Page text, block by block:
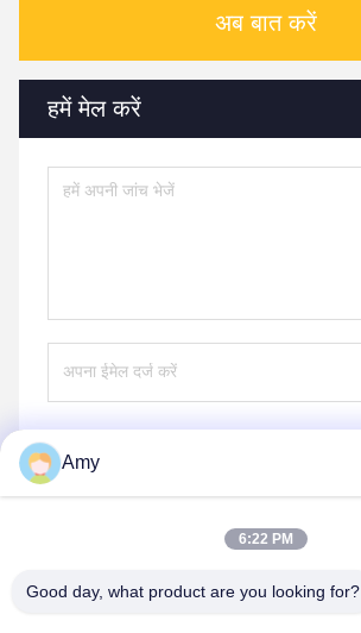
अब बात करें
हमें मेल करें
Amy
6:22 PM
Good day, what product are you looking for?